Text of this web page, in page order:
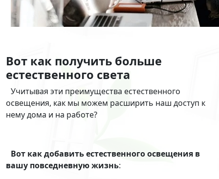
Вот как получить больше
естественного света
Учитывая эти преимущества естественного
освещения, как мы можем расширить наш доступ к
нему дома и на работе?
Вот как добавить естественного освещения в
вашу повседневную жизнь: